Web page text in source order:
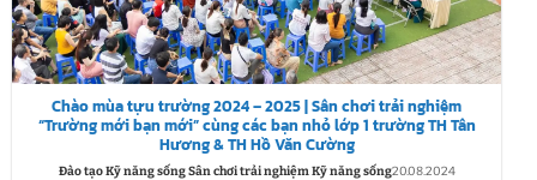
Chào mùa tựu trường 2024 – 2025 | Sân chơi trải nghiệm
“Trường mới bạn mới” cùng các bạn nhỏ lớp 1 trường TH Tân
Hương & TH Hồ Văn Cường
Đào tạo Kỹ năng sống Sân chơi trải nghiệm Kỹ năng sống20.08.2024